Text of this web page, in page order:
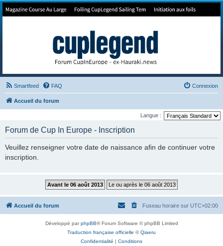
Forum de Cup In Europe
Smartfeed FAQ Connexion
Accueil du forum
Langue :
Forum de Cup In Europe - Inscription
Veuillez renseigner votre date de naissance afin de continuer votre
inscription.
Accueil du forum Fuseau horaire sur UTC+02:00
Développé parphpBB® Forum Software © phpBB Limited
Traduction française officielle ©Qiaeru
Confidentialité | Conditions